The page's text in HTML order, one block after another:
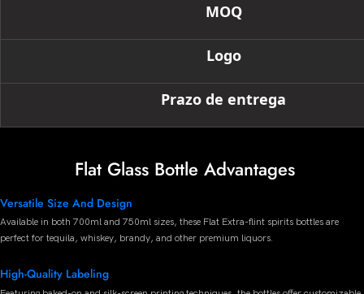
MOQ
Logo
Prazo de entrega
Flat Glass Bottle Advantages
Versatile Size And Design
Available in both 700ml and 750ml sizes, these Flat Extra-flint spirits bottles are
perfect for tequila, whiskey, brandy, and other premium liquors.
High-Quality Labeling